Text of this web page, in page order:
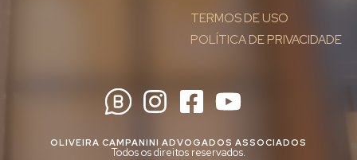
TERMOS DE USO
POLÍTICA DE PRIVACIDADE
OLIVEIRA CAMPANINI ADVOGADOS ASSOCIADOS
Todos os direitos reservados.